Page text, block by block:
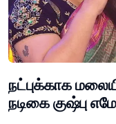
நட்புக்காக
நடிகை குஷ்பு